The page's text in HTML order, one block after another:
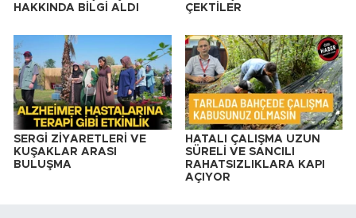
HAKKINDA BİLGİ ALDI
ÇEKTİLER
SERGİ ZİYARETLERİ VE
KUŞAKLAR ARASI
BULUŞMA
HATALI ÇALIŞMA UZUN
SÜRELİ VE SANCILI
RAHATSIZLIKLARA KAPI
AÇIYOR